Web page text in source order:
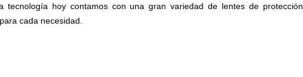
tecnología hoy contamos con una gran variedad de lentes de protección
cada necesidad.